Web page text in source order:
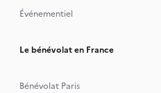
Événementiel
Le bénévolat en France
Bénévolat Paris